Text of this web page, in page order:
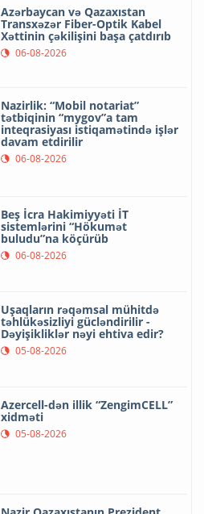
Azərbaycan və Qazaxıstan
Transxəzər Fiber-Optik Kabel
Xəttinin çəkilişini başa çatdırıb
06-08-2026
Nazirlik: “Mobil notariat”
tətbiqinin “mygov”a tam
inteqrasiyası istiqamətində işlər
davam etdirilir
06-08-2026
Beş İcra Hakimiyyəti İT
sistemlərini “Hökumət
buludu”na köçürüb
06-08-2026
Uşaqların rəqəmsal mühitdə
təhlükəsizliyi gücləndirilir -
Dəyişikliklər nəyi ehtiva edir?
05-08-2026
Azercell-dən illik “ZengimCELL”
xidməti
05-08-2026